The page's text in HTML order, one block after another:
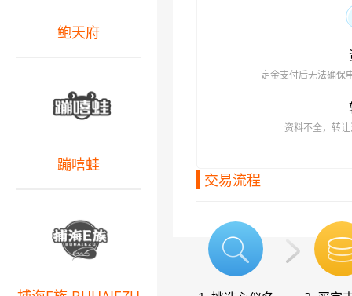
定金支付后无法确保
资料不全，转
交易流程
鲍天府
蹦嘻蛙